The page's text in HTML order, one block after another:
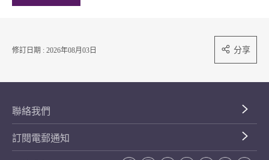
修訂日期 : 2026年08月03日 分享
聯絡我們
訂閱電郵通知